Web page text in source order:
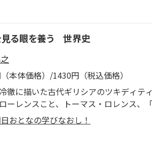
る眼を養う 世界史
本体価格）/1430円（税込価格）
徹に描いた古代ギリシアのツキディテ
ーレンスこと、トーマス・ロレンス、
ントを学ぶ。史実を時系列に並べた従
おとなの学びなおし！